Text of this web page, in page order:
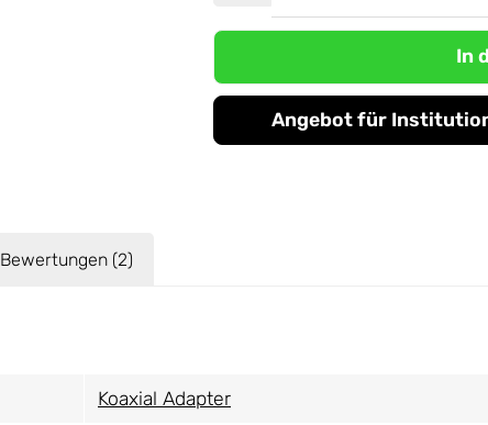
In
Angebot für
Bewertungen (2)
Koaxial Adapter